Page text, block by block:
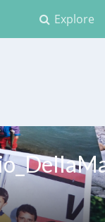
Explore